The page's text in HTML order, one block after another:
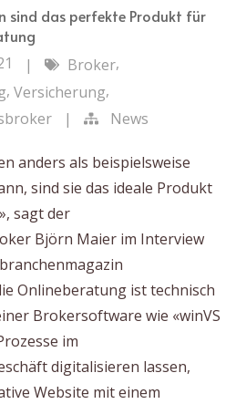
sind das perfekte Produkt für
| Broker,
, Versicherung,
| News
anders als beispielsweise
sind sie das ideale Produkt
sagt der
Björn Maier im Interview
Onlineberatung ist technisch
Brokersoftware wie «winVS
im
digitalisieren lassen,
Website mit einem